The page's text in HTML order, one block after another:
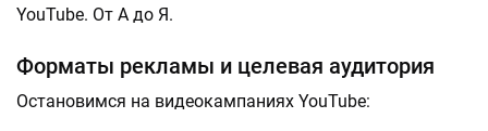
YouTube. От А до Я.
Форматы рекламы и целевая аудитория
Остановимся на видеокампаниях YouTube: